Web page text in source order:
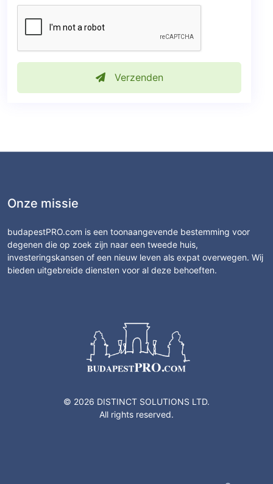
Verzenden
Onze missie
budapestPRO.com is een toonaangevende bestemming voor
degenen die op zoek zijn naar een tweede huis,
investeringskansen of een nieuw leven als expat overwegen. Wij
bieden uitgebreide diensten voor al deze behoeften.
© 2026 DISTINCT SOLUTIONS LTD.
All rights reserved.